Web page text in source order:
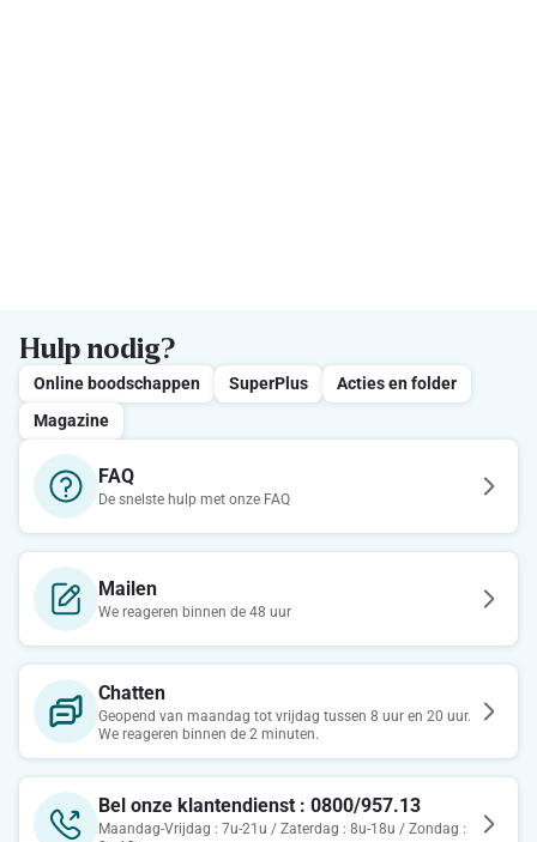
Hulp nodig?
Online boodschappen SuperPlus
Acties en folder
Magazine
FAQ
De snelste hulp met onze FAQ
Mailen
We reageren binnen de 48 uur
Chatten
Geopend van maandag tot vrijdag tussen 8 uur en 20 uur.
We reageren binnen de 2 minuten.
Bel onze klantendienst : 0800/957.13
Maandag-Vrijdag : 7u-21u / Zaterdag : 8u-18u / Zondag :